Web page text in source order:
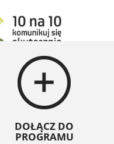
DOŁĄCZ DO
PROGRAMU